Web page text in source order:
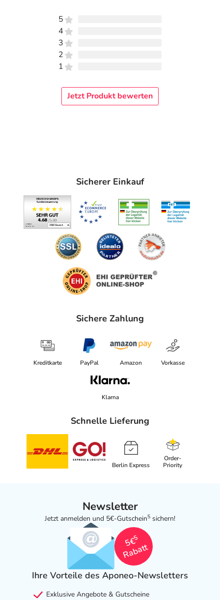
5
4
3
2
1
Jetzt Produkt bewerten
Sicherer Einkauf
Sichere Zahlung
Kreditkarte PayPal Amazon Vorkasse
Klarna
Schnelle Lieferung
Berlin Express
Order-
Priority
Newsletter
Jetzt anmelden und 5€-Gutschein5 sichern!
5€
5
Rabatt
Ihre Vorteile des Aponeo-Newsletters
Exklusive Angebote & Gutscheine